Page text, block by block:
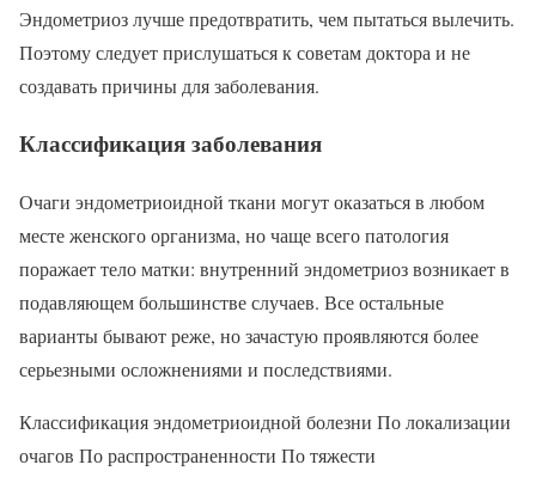
Эндометриоз лучше предотвратить, чем пытаться вылечить.
Поэтому следует прислушаться к советам доктора и не
создавать причины для заболевания.
Классификация заболевания
Очаги эндометриоидной ткани могут оказаться в любом
месте женского организма, но чаще всего патология
поражает тело матки: внутренний эндометриоз возникает в
подавляющем большинстве случаев. Все остальные
варианты бывают реже, но зачастую проявляются более
серьезными осложнениями и последствиями.
Классификация эндометриоидной болезни По локализации
очагов По распространенности По тяжести